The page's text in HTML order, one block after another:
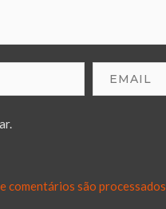
comentários são processados